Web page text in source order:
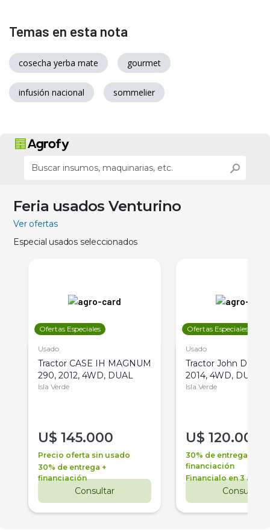
Temas en esta nota
cosecha yerba mate gourmet
infusión nacional sommelier
Feria usados Venturino
Ver ofertas
Especial usados seleccionados
Ofertas Especiales
Usado
Tractor CASE IH MAGNUM
290, 2012, 4WD, DUAL
Isla Verde
U$ 145.000
Precio oferta sin usado
30% de entrega +
financiación
Consultar
Ofertas Especiales
Usado
Tractor John Deere
2014, 4WD, DUAL
Isla Verde
U$ 120.000
30% de entrega +
financiación
Financialo en 3 años
Consultar